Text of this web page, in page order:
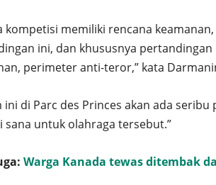
kompetisi memiliki rencana
ini, dan khususnya pertandingan
perimeter anti-teror,” kata
ini di Parc des Princes akan ada
sana untuk olahraga tersebut.”
Warga Kanada tewas ditembak